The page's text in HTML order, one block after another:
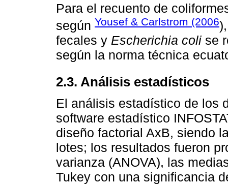
Para el recuento de
según Yousef & Carlstrom (2006
fecales y Escherichia coli se
según la norma técnica
2.3. Análisis estadísticos
El análisis estadístico de los
software estadístico
diseño factorial AxB, siendo
lotes; los resultados fueron
varianza (ANOVA), las
Tukey con una significancia